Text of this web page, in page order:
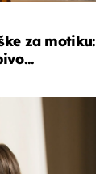
za motiku: